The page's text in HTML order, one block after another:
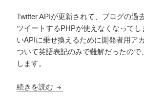
Twitter APIが更新されて、ブログの過
ツイートするPHPが使えなくなってし
いAPIに乗せ換えるために開発者用ア
ついて英語表記のみで難解だったので
します。
続きを読む Twitter API Free プランの